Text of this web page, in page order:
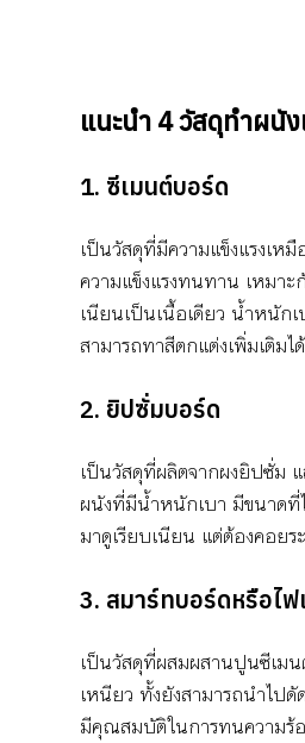
แนะนำ 4 วัสดุทำผนั
1. ซีเมนต์บอร์ด
เป็นวัสดุที่มีความแข็งแรงเ
ความแข็งแรงทนทาน เหมา
เนียนเป็นเนื้อเดียว น้ำหนั
สามารถทาสีตกแต่งเพิ่มเติม
2. ยิปซั่มบอร์ด
เป็นวัสดุที่ผลิตจากผงยิปซั่ม
ผนังที่มีน้ำหนักเบา มีขนาดที่
มาดูเรียบเนียน แต่ต้องคอย
3. สมาร์ทบอร์ดหรือไฟ
เป็นวัสดุที่ผสมผสานปูนซีเมน
เหนียว ทั้งยังสามารถนำไปดั
มีคุณสมบัติในการทนความร้